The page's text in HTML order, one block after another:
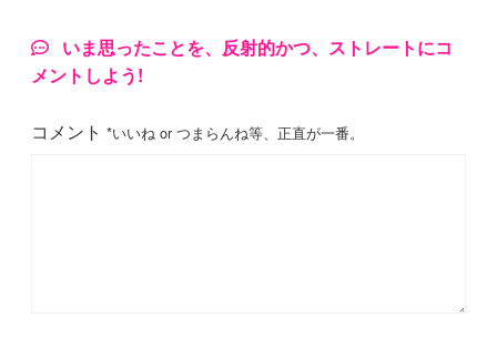
いま思ったことを、反射的かつ、ストレートにコ
メントしよう!
コメント *いいね or つまらんね等、正直が一番。